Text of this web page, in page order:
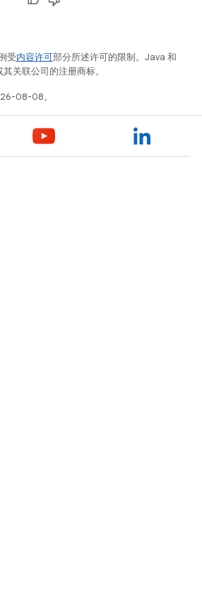
受内容许可部分所述许可的限制。Java 和
关联公司的注册商标。
08-08。